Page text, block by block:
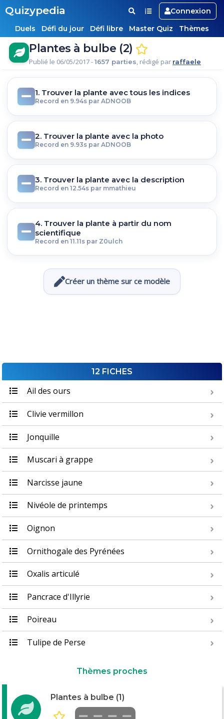
Quizypedia
Connexion
Duels
Défi du jour Défi libre Master Quiz Thèmes
Plantes à bulbe (2)
Publié le 06/05/2017 -1657 parties, rédigé par raffaele
1. Trouver la plante avec tous les indices
Record en 9.94s par ADNOOB
2. Trouver la plante avec la photo
Record en 9.93s par ADNOOB
3. Trouver la plante avec la description
Record en 12.54s par mmathieu
4. Trouver la plante à partir du nom
scientifique
Record en 11.11s par Z0ulch
Créer un thème sur ce modèle
12 FICHES
Ail des ours
Clivie vermillon
Jonquille
Muscari à grappe
Narcisse jaune
Nivéole de printemps
Oignon
Ornithogale des Pyrénées
Oxalis articulé
Pancrace d'Illyrie
Poireau
Tulipe de Perse
Thèmes proches
Plantes à bulbe (1)